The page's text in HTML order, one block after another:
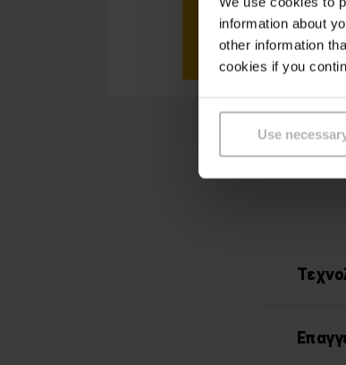
information about
other information
cookies if you
Use